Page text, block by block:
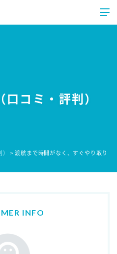
コミ・評判）
>渡航まで時間がなく、すぐやり取り
INFO